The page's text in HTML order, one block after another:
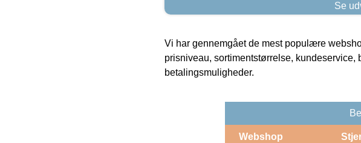
Se
Vi har gennemgået de mest populære
prisniveau, sortimentstørrelse,
betalingsmuligheder.
Webshop